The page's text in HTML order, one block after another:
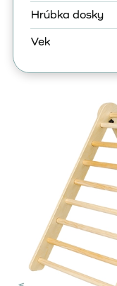
Hrúbka dosky
Vek